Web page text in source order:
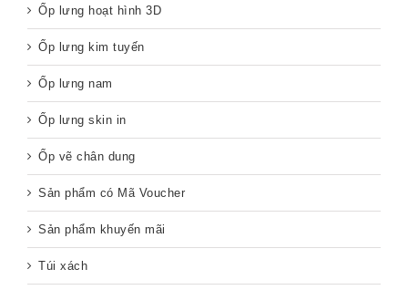
Ốp lưng hoạt hình 3D
Ốp lưng kim tuyến
Ốp lưng nam
Ốp lưng skin in
Ốp vẽ chân dung
Sản phẩm có Mã Voucher
Sản phẩm khuyến mãi
Túi xách